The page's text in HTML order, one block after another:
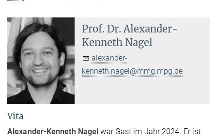
Prof. Dr. Alexander-
Kenneth Nagel
alexander-
kenneth.nagel@mmg.mpg.de
Vita
Alexander-Kenneth Nagel war Gast im Jahr 2024. Er ist